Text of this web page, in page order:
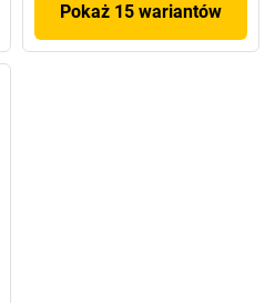
Pokaż 15 wariantów